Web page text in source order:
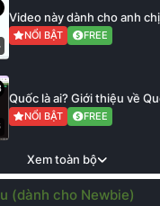
Video này dành cho anh chị
NỔI BẬT FREE
Quốc là ai? Giới thiệu về
NỔI BẬT FREE
Xem toàn bộ
(dành cho Newbie)